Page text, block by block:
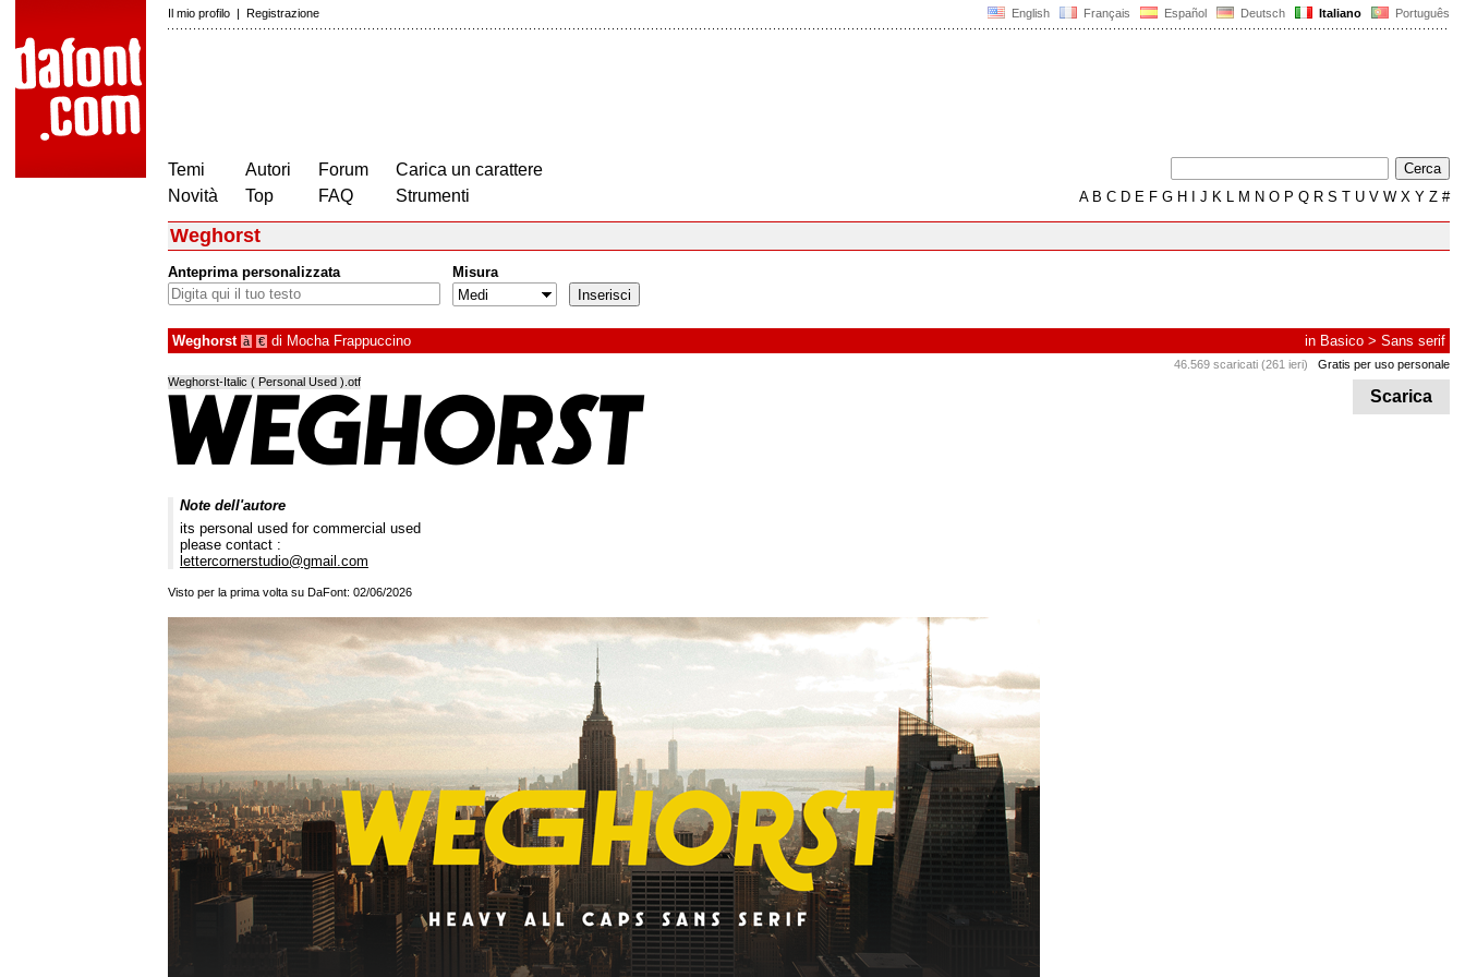
English Français Español Deutsch Italiano Português
Il mio profilo | Registrazione
Temi
Novità
Autori
Top
Forum
FAQ
Carica un carattere
Strumenti
AB C D E F G H J K L M N O P Q R S T U V W X Y Z #
Weghorst
Anteprima personalizzata Misura
Weghorst à € di Mocha Frappuccino in Basico > Sans serif
46.569 scaricati (261 ieri) Gratis per uso personale
Scarica
Weghorst-Italic ( Personal Used ).otf
Note dell'autore
its personal used for commercial used
please contact :
lettercornerstudio@gmail.com
Visto per la prima volta su DaFont: 02/06/2026